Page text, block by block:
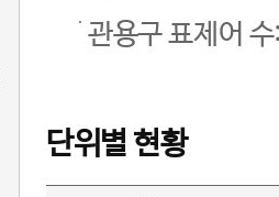
관용구 표제어
단위별 현황